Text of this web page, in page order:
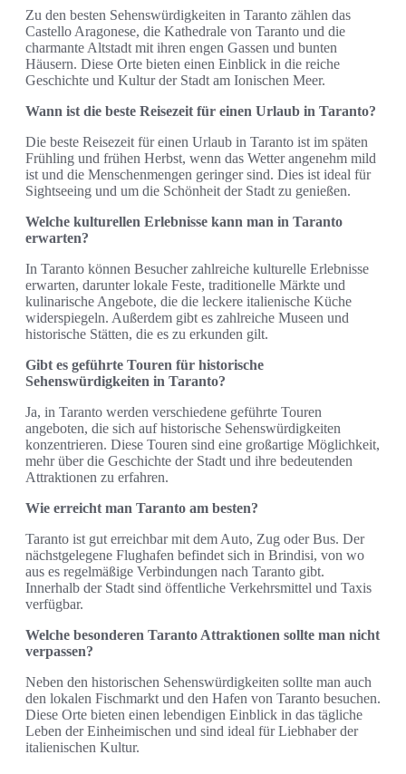
Zu den besten Sehenswürdigkeiten in Taranto zählen das
Castello Aragonese, die Kathedrale von Taranto und die
charmante Altstadt mit ihren engen Gassen und bunten
Häusern. Diese Orte bieten einen Einblick in die reiche
Geschichte und Kultur der Stadt am Ionischen Meer.
Wann ist die beste Reisezeit für einen Urlaub in Taranto?
Die beste Reisezeit für einen Urlaub in Taranto ist im späten
Frühling und frühen Herbst, wenn das Wetter angenehm mild
ist und die Menschenmengen geringer sind. Dies ist ideal für
Sightseeing und um die Schönheit der Stadt zu genießen.
Welche kulturellen Erlebnisse kann man in Taranto
erwarten?
In Taranto können Besucher zahlreiche kulturelle Erlebnisse
erwarten, darunter lokale Feste, traditionelle Märkte und
kulinarische Angebote, die die leckere italienische Küche
widerspiegeln. Außerdem gibt es zahlreiche Museen und
historische Stätten, die es zu erkunden gilt.
Gibt es geführte Touren für historische
Sehenswürdigkeiten in Taranto?
Ja, in Taranto werden verschiedene geführte Touren
angeboten, die sich auf historische Sehenswürdigkeiten
konzentrieren. Diese Touren sind eine großartige Möglichkeit,
mehr über die Geschichte der Stadt und ihre bedeutenden
Attraktionen zu erfahren.
Wie erreicht man Taranto am besten?
Taranto ist gut erreichbar mit dem Auto, Zug oder Bus. Der
nächstgelegene Flughafen befindet sich in Brindisi, von wo
aus es regelmäßige Verbindungen nach Taranto gibt.
Innerhalb der Stadt sind öffentliche Verkehrsmittel und Taxis
verfügbar.
Welche besonderen Taranto Attraktionen sollte man nicht
verpassen?
Neben den historischen Sehenswürdigkeiten sollte man auch
den lokalen Fischmarkt und den Hafen von Taranto besuchen.
Diese Orte bieten einen lebendigen Einblick in das tägliche
Leben der Einheimischen und sind ideal für Liebhaber der
italienischen Kultur.